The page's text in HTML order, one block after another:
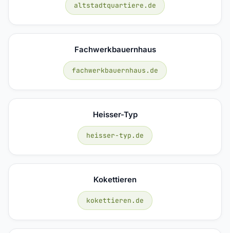
altstadtquartiere.de
Fachwerkbauernhaus
fachwerkbauernhaus.de
Heisser-Typ
heisser-typ.de
Kokettieren
kokettieren.de